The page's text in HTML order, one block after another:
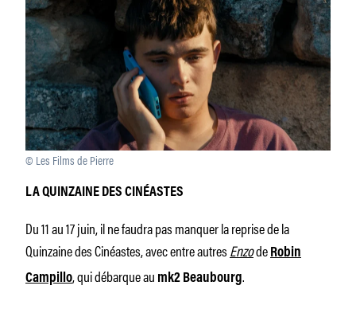
© Les Films de Pierre
LA QUINZAINE DES CINÉASTES
Du 11 au 17 juin, il ne faudra pas manquer la reprise de la
Quinzaine des Cinéastes, avec entre autresEnzode Robin
Campillo, qui débarque au mk2 Beaubourg.